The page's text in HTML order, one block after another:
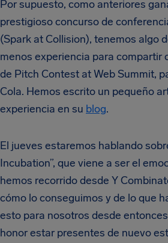
Por supuesto, como anteriores
prestigioso concurso de
(Spark at Collision), tenemos algo
menos experiencia para compartir
de Pitch Contest at Web Summit,
Cola. Hemos escrito un pequeño
experiencia en su blog.
El jueves estaremos hablando
Incubation”, que viene a ser el
hemos recorrido desde Y
cómo lo conseguimos y de lo que
esto para nosotros desde
honor estar presentes de nuevo